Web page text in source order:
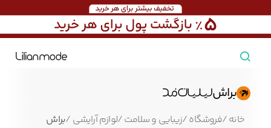
براش
خانه/فروشگاه/زیبایی و سلامت/لوازم آرایشی /براش